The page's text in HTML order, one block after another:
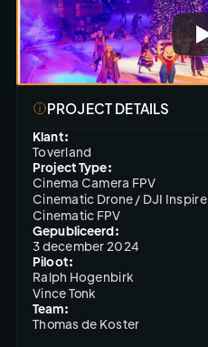
PROJECT DETAILS
Klant:
Toverland
Project Type:
Cinema Camera FPV
Cinematic Drone / DJI Inspire
Cinematic FPV
Gepubliceerd:
3 december 2024
Piloot:
Ralph Hogenbirk
Vince Tonk
Team:
Thomas de Koster